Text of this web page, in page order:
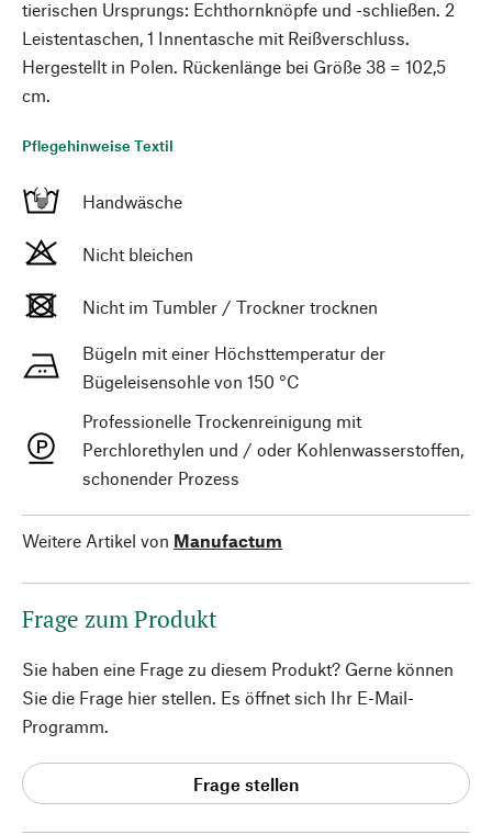
tierischen Ursprungs: Echthornknöpfe und -schließen. 2
Leistentaschen, 1 Innentasche mit Reißverschluss.
Hergestellt in Polen. Rückenlänge bei Größe 38 = 102,5
cm.
Pflegehinweise Textil
Handwäsche
Nicht bleichen
Nicht im Tumbler / Trockner trocknen
Bügeln mit einer Höchsttemperatur der
Bügeleisensohle von 150 °C
Professionelle Trockenreinigung mit
Perchlorethylen und / oder Kohlenwasserstoffen,
schonender Prozess
Weitere Artikel von Manufactum
Frage zum Produkt
Sie haben eine Frage zu diesem Produkt? Gerne können
Sie die Frage hier stellen. Es öffnet sich Ihr E-Mail-
Programm.
Frage stellen